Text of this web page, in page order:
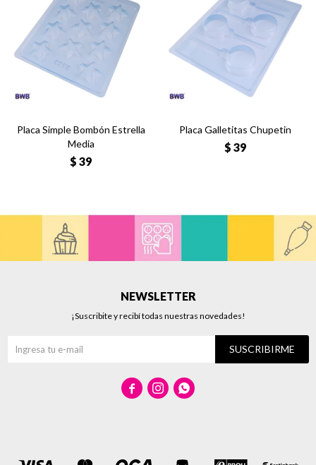
Placa Simple Bombón Estrella
Media
$ 39
Placa Galletitas Chupetin
$ 39
NEWSLETTER
¡Suscribite y recibí todas nuestras novedades!
SUSCRIBIRME
  